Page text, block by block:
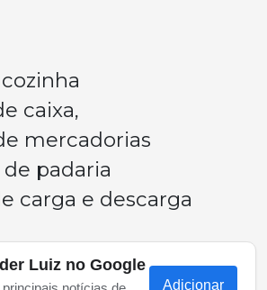
caixa,
mercadorias
padaria
carga e descarga
Luiz no Google
Adicionar